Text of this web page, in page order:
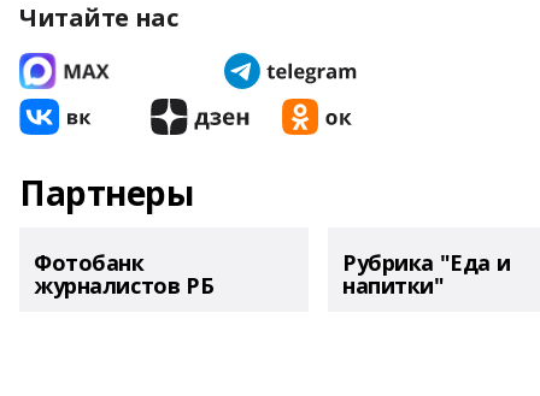
Читайте нас
Партнеры
Фотобанк
журналистов РБ
Рубрика "Еда и
напитки"